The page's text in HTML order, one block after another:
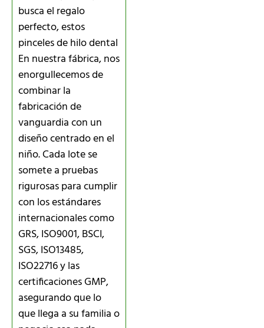
busca el regalo
perfecto, estos
pinceles de hilo dental
En nuestra fábrica, nos
enorgullecemos de
combinar la
fabricación de
vanguardia con un
diseño centrado en el
niño. Cada lote se
somete a pruebas
rigurosas para cumplir
con los estándares
internacionales como
GRS, ISO9001, BSCI,
SGS, ISO13485,
ISO22716 y las
certificaciones GMP,
asegurando que lo
que llega a su familia o